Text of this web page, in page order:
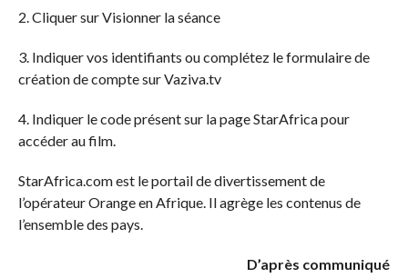
2. Cliquer sur Visionner la séance
3. Indiquer vos identifiants ou complétez le formulaire de
création de compte sur Vaziva.tv
4. Indiquer le code présent sur la page StarAfrica pour
accéder au film.
StarAfrica.com est le portail de divertissement de
l’opérateur Orange en Afrique. Il agrège les contenus de
l’ensemble des pays.
D’après communiqué